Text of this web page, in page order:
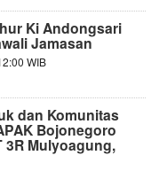
Ki Andongsari
Jamasan
WIB
dan Komunitas
Bojonegoro
3R Mulyoagung,